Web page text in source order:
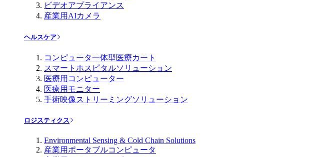
ビデオアプライアンス
産業用AIカメラ
ヘルスケア
コンピュータ一体型医療カート
スマートホスピタルソリューション
医療用コンピューター
医療用モニター
手術映像ストリーミングソリューション
ロジスティクス
Environmental Sensing & Cold Chain Solutions
産業用ポータブルコンピュータ